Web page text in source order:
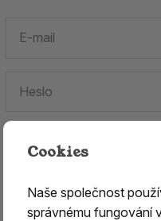
Jste tu
Cookies
Naše společnost
správnému fungování